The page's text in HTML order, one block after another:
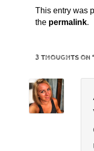
This entry was
the permalink.
3 THOUGHTS ON